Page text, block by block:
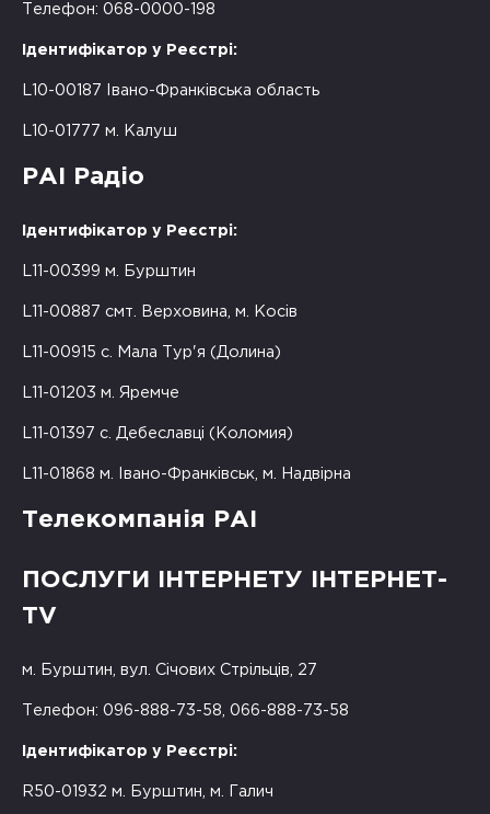
Телефон: 068-0000-198
Ідентифікатор у Реєстрі:
L10-00187 Івано-Франківська область
L10-01777 м. Калуш
РАІ Радіо
Ідентифікатор у Реєстрі:
L11-00399 м. Бурштин
L11-00887 смт. Верховина, м. Косів
L11-00915 с. Мала Тур'я (Долина)
L11-01203 м. Яремче
L11-01397 с. Дебеславці (Коломия)
L11-01868 м. Івано-Франківськ, м. Надвірна
Телекомпанія РАІ
ПОСЛУГИ ІНТЕРНЕТУ ІНТЕРНЕТ-
TV
м. Бурштин, вул. Січових Стрільців, 27
Телефон: 096-888-73-58, 066-888-73-58
Ідентифікатор у Реєстрі:
R50-01932 м. Бурштин, м. Галич